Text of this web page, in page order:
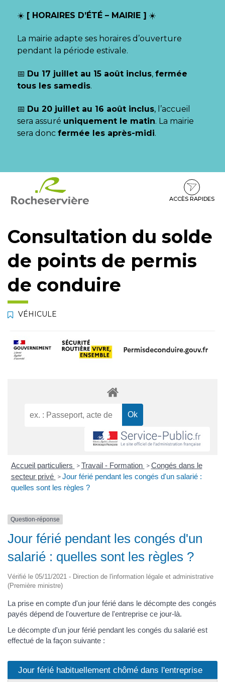
☀️ [ HORAIRES D’ÉTÉ – MAIRIE ] ☀️
La mairie adapte ses horaires d’ouverture
pendant la période estivale.
📅 Du 17 juillet au 15 août inclus, fermée
tous les samedis.
📅 Du 20 juillet au 16 août inclus, l’accueil
sera assuré uniquement le matin. La mairie
sera donc fermée les après-midi.
contenu
pied
ACCÈS RAPIDES
Consultation du solde
de points de permis
de conduire
VÉHICULE
Accueil particuliers > Travail - Formation > Congés dans le
secteur privé > Jour férié pendant les congés d'un salarié :
quelles sont les règles ?
Question-réponse
Jour férié pendant les congés d'un
salarié : quelles sont les règles ?
Vérifié le 05/11/2021 - Direction de l'information légale et administrative
(Première ministre)
La prise en compte d'un jour férié dans le décompte des congés
payés dépend de l'ouverture de l'entreprise ce jour-là.
Le décompte d'un jour férié pendant les congés du salarié est
effectué de la façon suivante :
Jour férié habituellement chômé dans l'entreprise